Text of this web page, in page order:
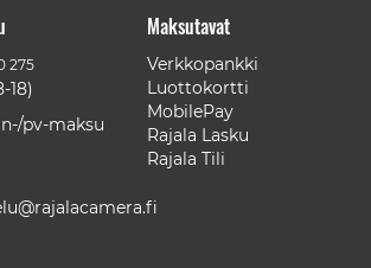
Maksutavat
Verkkopankki
Luottokortti
MobilePay
Rajala Lasku
Rajala Tili
275
18)
pv-maksu